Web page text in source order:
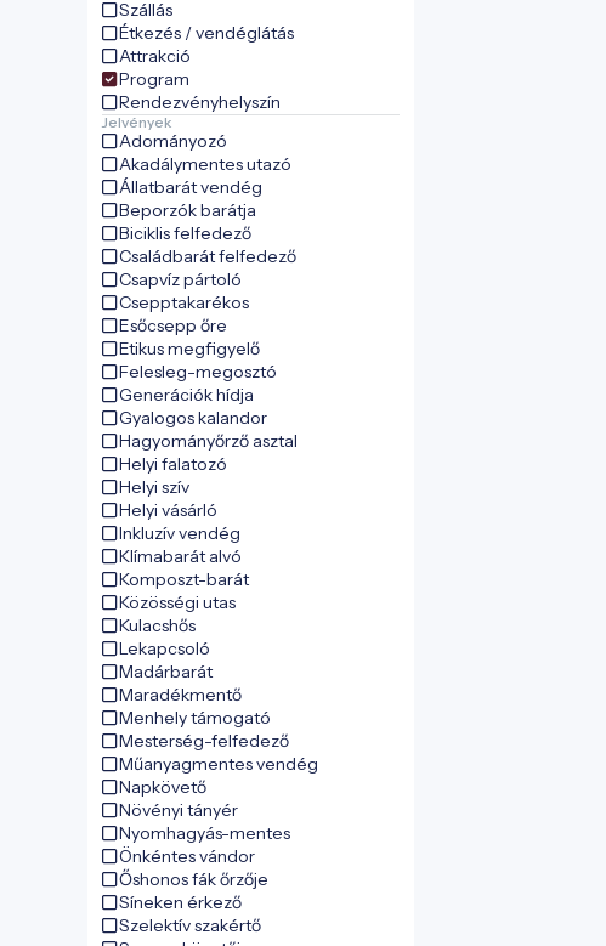
Szállás
Étkezés / vendéglátás
Attrakció
Program
Rendezvényhelyszín
Jelvények
Adományozó
Akadálymentes utazó
Állatbarát vendég
Beporzók barátja
Biciklis felfedező
Családbarát felfedező
Csapvíz pártoló
Csepptakarékos
Esőcsepp őre
Etikus megfigyelő
Felesleg-megosztó
Generációk hídja
Gyalogos kalandor
Hagyományőrző asztal
Helyi falatozó
Helyi szív
Helyi vásárló
Inkluzív vendég
Klímabarát alvó
Komposzt-barát
Közösségi utas
Kulacshős
Lekapcsoló
Madárbarát
Maradékmentő
Menhely támogató
Mesterség-felfedező
Műanyagmentes vendég
Napkövető
Növényi tányér
Nyomhagyás-mentes
Önkéntes vándor
Őshonos fák őrzője
Síneken érkező
Szelektív szakértő